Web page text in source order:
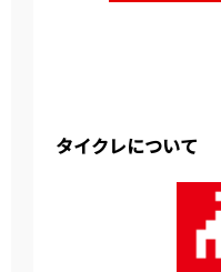
タイクレについて